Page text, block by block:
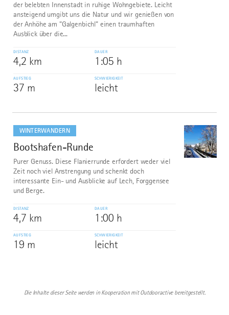
der belebten Innenstadt in ruhige Wohngebiete. Leicht
ansteigend umgibt uns die Natur und wir genießen von
der Anhöhe am "Galgenbichl" einen traumhaften
Ausblick über die...
DISTANZ
4,2 km
DAUER
1:05 h
AUFSTIEG
37 m
SCHWIERIGKEIT
leicht
WINTERWANDERN
10
Bootshafen-Runde
©
Purer Genuss. Diese Flanierrunde erfordert weder viel
Zeit noch viel Anstrengung und schenkt doch
interessante Ein- und Ausblicke auf Lech, Forggensee
und Berge.
DISTANZ
4,7 km
DAUER
1:00 h
AUFSTIEG
19 m
SCHWIERIGKEIT
leicht
dazu
Die Inhalte dieser Seite werden in Kooperation mit Outdooractive bereitgestellt.